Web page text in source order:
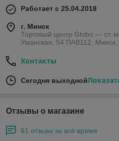
Работает с 25.04.2018
г. Минск
Торговый центр Globo — ст.
Уманская, 54 ПАВ112, Минск,
Контакты
Сегодня выходной
Отзывы о магазине
61 отзыва за всё время